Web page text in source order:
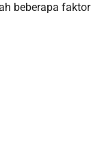
beberapa faktor